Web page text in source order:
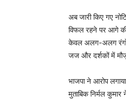
अब जारी किए गए
विफल रहने पर आगे की
केवल अलग-अलग रंगों
जज और दर्शकों में
भाजपा ने आरोप
मुताबिक निर्मल